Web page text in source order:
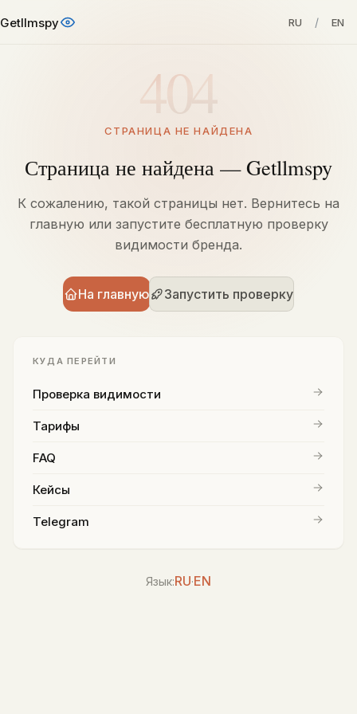
Getllmspy RU / EN
404
СТРАНИЦА НЕ НАЙДЕНА
Страница не найдена — Getllmspy
К сожалению, такой страницы нет. Вернитесь на
главную или запустите бесплатную проверку
видимости бренда.
На главную Запустить проверку
КУДА ПЕРЕЙТИ
Проверка видимости
Тарифы
FAQ
Кейсы
Telegram
Язык:RU·EN